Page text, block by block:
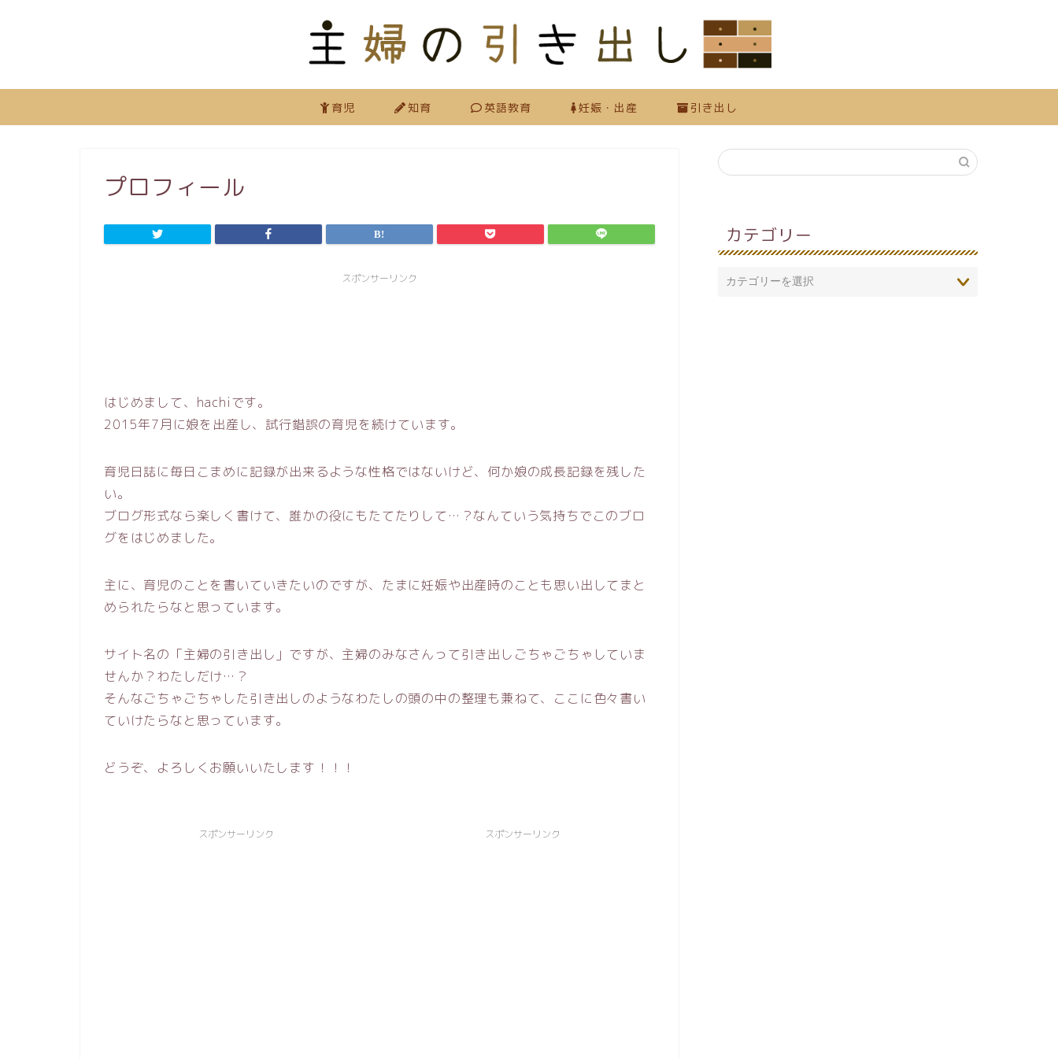
育児 知育 英語教育 妊娠・出産 引き出し
プロフィール
スポンサーリンク
はじめまして、hachiです。
2015年7月に娘を出産し、試行錯誤の育児を続けています。
育児日誌に毎日こまめに記録が出来るような性格ではないけど、何か娘の成長記録を残した
い。
ブログ形式なら楽しく書けて、誰かの役にもたてたりして…？なんていう気持ちでこのブロ
グをはじめました。
主に、育児のことを書いていきたいのですが、たまに妊娠や出産時のことも思い出してまと
められたらなと思っています。
サイト名の「主婦の引き出し」ですが、主婦のみなさんって引き出しごちゃごちゃしていま
せんか？わたしだけ…？
そんなごちゃごちゃした引き出しのようなわたしの頭の中の整理も兼ねて、ここに色々書い
ていけたらなと思っています。
どうぞ、よろしくお願いいたします！！！
スポンサーリンク スポンサーリンク
カテゴリー